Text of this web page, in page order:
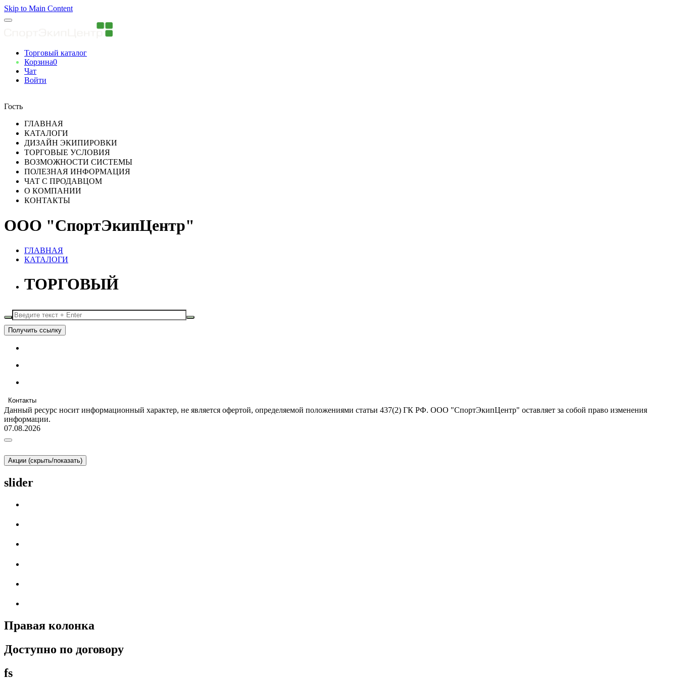
Skip to Main Content
Торговый каталог
Корзина0
Чат
Войти
Гость
ГЛАВНАЯ
КАТАЛОГИ
ДИЗАЙН ЭКИПИРОВКИ
ТОРГОВЫЕ УСЛОВИЯ
ВОЗМОЖНОСТИ СИСТЕМЫ
ПОЛЕЗНАЯ ИНФОРМАЦИЯ
ЧАТ С ПРОДАВЦОМ
О КОМПАНИИ
КОНТАКТЫ
ООО "СпортЭкипЦентр"
ГЛАВНАЯ
КАТАЛОГИ
ТОРГОВЫЙ
Получить ссылку
Контакты
Данный ресурс носит информационный характер, не является офертой, определяемой положениями статьи 437(2) ГК РФ. ООО "СпортЭкипЦентр" оставляет за собой право изменения
информации.
07.08.2026
Акции (скрыть/показать)
slider
Правая колонка
Доступно по договору
fs